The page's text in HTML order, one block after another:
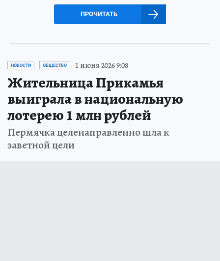
ПРОЧИТАТЬ
НОВОСТИ ОБЩЕСТВО 1 июня 2026 9:08
Жительница Прикамья
выиграла в национальную
лотерею 1 млн рублей
Пермячка целенаправленно шла к
заветной цели